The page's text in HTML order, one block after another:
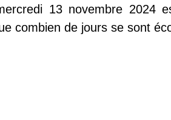
13 novembre 2024
combien de jours se sont